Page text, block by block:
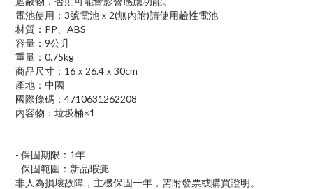
電池使用：3號電池ｘ2(無內附)請使用鹼性電池
材質：PP、ABS
容量：9公升
重量：0.75kg
商品尺寸：16ｘ26.4ｘ30cm
產地：中國
國際條碼：4710631262208
內容物：垃圾桶×1
- 保固期限：1年
- 保固範圍：新品瑕疵
非人為損壞故障，主機保固一年，需附發票或購買證明。